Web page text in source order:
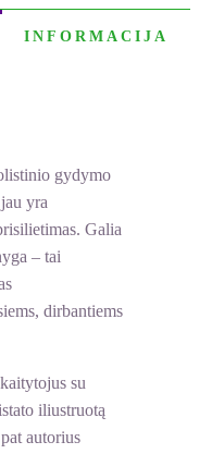
INFORMACIJA
gydymo
yra
Galia
– tai
dirbantiems
su
iliustruotą
autorius